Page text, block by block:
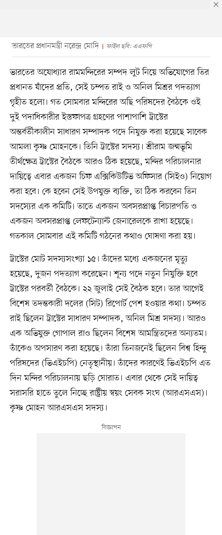
ভারতের প্রধানমন্ত্রী নরেন্দ্র মোদি ফাইল ছবি: এএফপি
ভারতের অযোধ্যার রামমন্দিরের সম্পদ লুট নিয়ে অভিযোগের তির
প্রধানত যাঁদের প্রতি, সেই চম্পত রাই ও অনিল মিশ্রর পদত্যাগ
গৃহীত হলো। গত সোমবার মন্দিরের অছি পরিষদের বৈঠকে ওই
দুই পদাধিকারীর ইস্তফাপত্র গ্রহণের পাশাপাশি ট্রাস্টের
অন্তর্বর্তীকালীন সাধারণ সম্পাদক পদে নিযুক্ত করা হয়েছে সাবেক
আমলা কৃষ্ণ মোহনকে। তিনি ট্রাস্টের সদস্য। শ্রীরাম জন্মভূমি
তীর্থক্ষেত্র ট্রাস্টের বৈঠকে আরও ঠিক হয়েছে, মন্দির পরিচালনার
দায়িত্বে এবার একজন চিফ এক্সিকিউটিভ অফিসার (সিইও) নিয়োগ
করা হবে। কে হবেন সেই উপযুক্ত ব্যক্তি, তা ঠিক করবেন তিন
সদস্যের এক কমিটি। তাতে একজন অবসরপ্রাপ্ত বিচারপতি ও
একজন অবসরপ্রাপ্ত লেফটেন্যান্ট জেনারেলকে রাখা হয়েছে।
গতকাল সোমবার এই কমিটি গঠনের কথাও ঘোষণা করা হয়।
ট্রাস্টের মোট সদস্যসংখ্যা ১৫। তাঁদের মধ্যে একজনের মৃত্যু
হয়েছে, দুজন পদত্যাগ করেছেন। শূন্য পদে নতুন নিযুক্তি হবে
ট্রাস্টের পরবর্তী বৈঠকে। ২২ জুলাই সেই বৈঠক হবে। তার আগেই
বিশেষ তদন্তকারী দলের (সিট) রিপোর্ট পেশ হওয়ার কথা। চম্পত
রাই ছিলেন ট্রাস্টের সাধারণ সম্পাদক, অনিল মিশ্র সদস্য। আরও
এক অভিযুক্ত গোপাল রাও ছিলেন বিশেষ আমন্ত্রিতদের অন্যতম।
তাঁকেও অপসারণ করা হয়েছে। তাঁরা তিনজনেই ছিলেন বিশ্ব হিন্দু
পরিষদের (ভিএইচপি) নেতৃস্থানীয়। তাঁদের কারণেই ভিএইচপি এত
দিন মন্দির পরিচালনায় ছড়ি ঘোরাত। এবার থেকে সেই দায়িত্ব
সরাসরি হাতে তুলে নিচ্ছে রাষ্ট্রীয় স্বয়ং সেবক সংঘ (আরএসএস)।
কৃষ্ণ মোহন আরএসএস সদস্য।